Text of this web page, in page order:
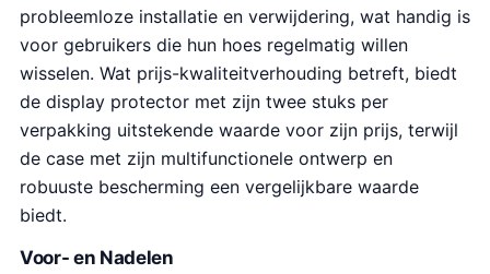
probleemloze installatie en verwijdering, wat handig is
voor gebruikers die hun hoes regelmatig willen
wisselen. Wat prijs-kwaliteitverhouding betreft, biedt
de display protector met zijn twee stuks per
verpakking uitstekende waarde voor zijn prijs, terwijl
de case met zijn multifunctionele ontwerp en
robuuste bescherming een vergelijkbare waarde
biedt.
Voor- en Nadelen